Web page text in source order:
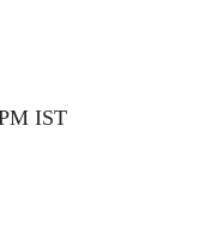
IST